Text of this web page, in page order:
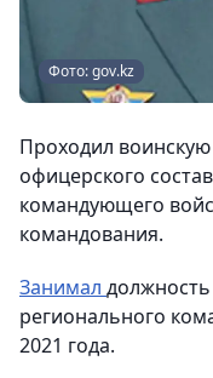
Фото: gov.kz
Проходил
офицерского
командующего
командования.
Занимал
регионального
2021 года.